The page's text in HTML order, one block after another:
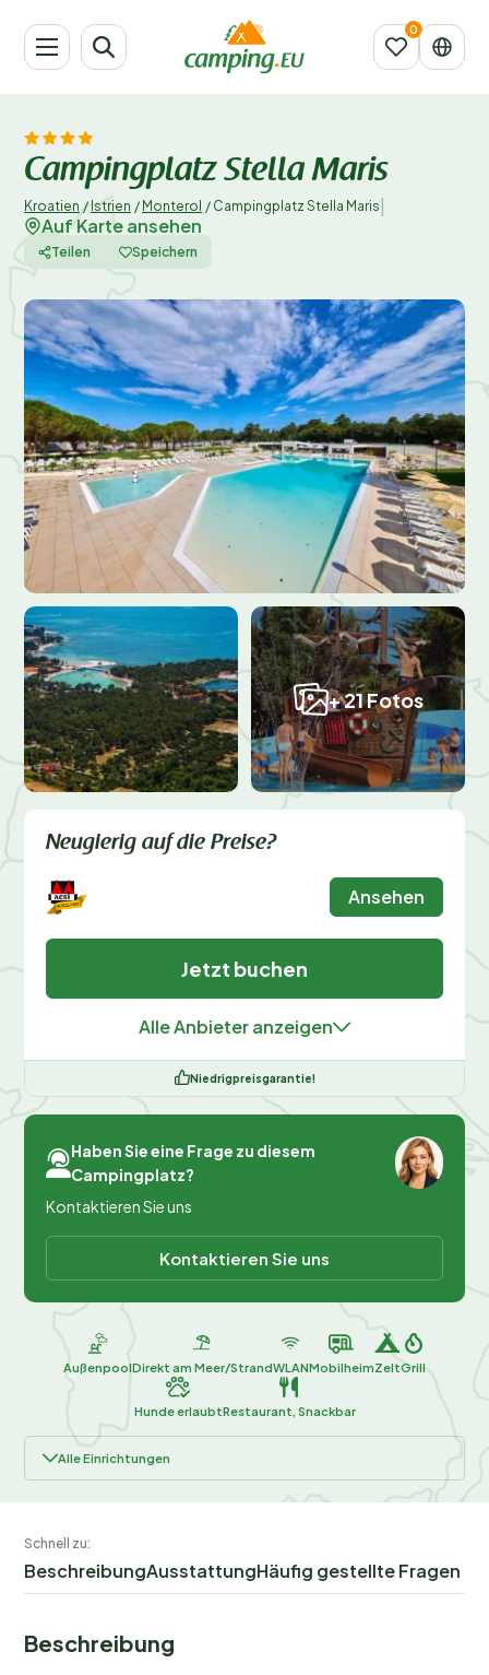
Campingplatz Stella Maris
Kroatien / Istrien / Monterol / Campingplatz Stella Maris
Auf Karte ansehen
Teilen Speichern
+ 21 Fotos
Neugierig auf die Preise?
Ansehen
Jetzt buchen
Alle Anbieter anzeigen
Niedrigpreisgarantie!
Haben Sie eine Frage zu diesem
Campingplatz?
Kontaktieren Sie uns
Kontaktieren Sie uns
AußenpoolDirekt am Meer/StrandWLANMobilheimZeltGrill
Hunde erlaubtRestaurant, Snackbar
Alle Einrichtungen
Schnell zu:
BeschreibungAusstattungHäufig gestellte Fragen
Beschreibung